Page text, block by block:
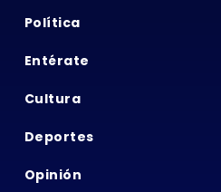
Política
Entérate
Cultura
Deportes
Opinión